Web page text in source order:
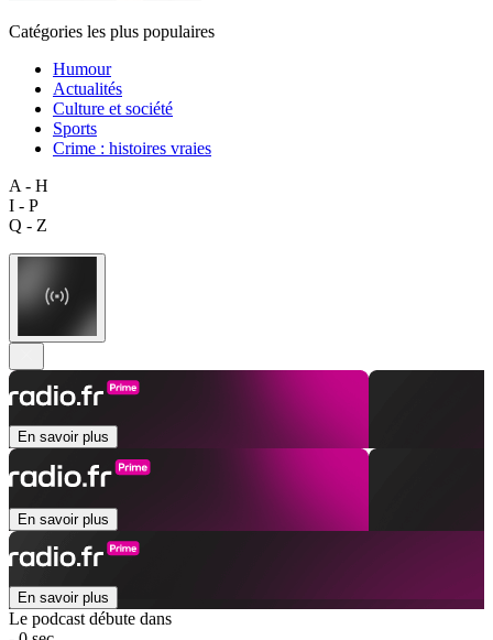
Catégories les plus populaires
Humour
Actualités
Culture et société
Sports
Crime : histoires vraies
A - H
I - P
Q - Z
En savoir plus
En savoir plus
En savoir plus
Le podcast débute dans